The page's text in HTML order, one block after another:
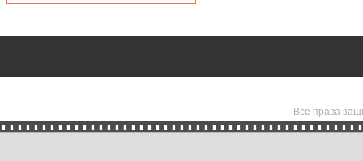
Все права